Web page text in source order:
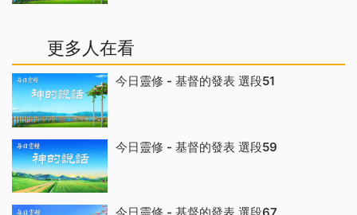
更多人在看
今日靈修 - 基督的發表 選段51
今日靈修 - 基督的發表 選段59